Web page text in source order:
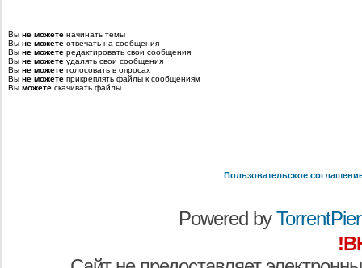
Вы не можете начинать темы
Вы не можете отвечать на сообщения
Вы не можете редактировать свои сообщения
Вы не можете удалять свои сообщения
Вы не можете голосовать в опросах
Вы не можете прикреплять файлы к сообщениям
Вы можете скачивать файлы
Пользовательское
Powered by